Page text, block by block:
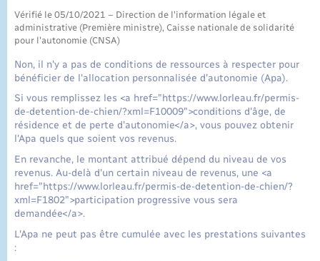
Vérifié le 05/10/2021 – Direction de l'information légale et
administrative (Première ministre), Caisse nationale de solidarité
pour l'autonomie (CNSA)
Non, il n'y a pas de conditions de ressources à respecter pour
bénéficier de l'allocation personnalisée d'autonomie (Apa).
Si vous remplissez les <a href="https://www.lorleau.fr/permis-
de-detention-de-chien/?xml=F10009">conditions d'âge, de
résidence et de perte d'autonomie</a>, vous pouvez obtenir
l'Apa quels que soient vos revenus.
En revanche, le montant attribué dépend du niveau de vos
revenus. Au-delà d'un certain niveau de revenus, une <a
href="https://www.lorleau.fr/permis-de-detention-de-chien/?
xml=F1802">participation progressive vous sera
demandée</a>.
L'Apa ne peut pas être cumulée avec les prestations suivantes
: